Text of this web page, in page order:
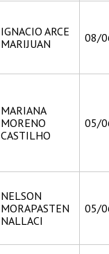
IGNACIO ARCE
MARIJUAN
08/
MARIANA
MORENO
CASTILHO
05/
NELSON
MORAPASTEN
NALLACI
05/